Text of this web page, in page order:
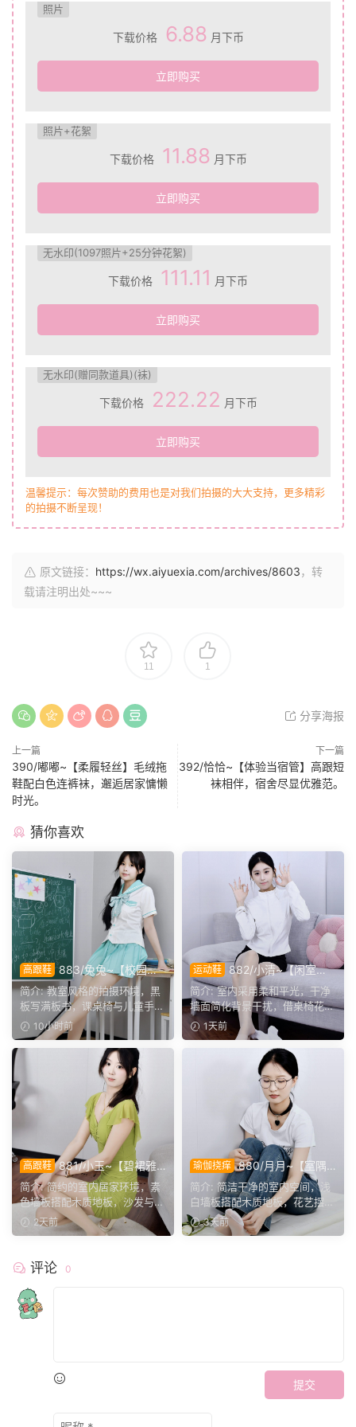
照片
下载价格 6.88 月下币
立即购买
照片+花絮
下载价格 11.88 月下币
立即购买
无水印(1097照片+25分钟花絮)
下载价格 111.11 月下币
立即购买
无水印(赠同款道具)(袜)
下载价格 222.22 月下币
立即购买
温馨提示：每次赞助的费用也是对我们拍摄的大大支持，更多精彩
的拍摄不断呈现！
原文链接： https://wx.aiyuexia.com/archives/8603，转
载请注明出处~~~
11 1
分享海报
上一篇
390/嘟嘟~【柔履轻丝】毛绒拖
鞋配白色连裤袜，邂逅居家慵懒
时光。
下一篇
392/恰恰~【体验当宿管】高跟短
袜相伴，宿舍尽显优雅范。
猜你喜欢
高跟鞋 883/兔兔~【校园清
欢】黑板课桌椅为伴，水手服
演绎烂漫青春光景。
简介: 教室风格的拍摄环境，黑
板写满板书，课桌椅与儿童手绘
作品烘托校园氛围。兔...
10小时前
运动鞋
882/小清~【闲室倩
影】素室柔光映穿搭，多样姿
态演绎清爽休闲格调。
简介: 室内采用柔和平光，干净
墙面简化背景干扰，借桌椅花艺
丰富画面层次。兼顾全...
1天前
高跟鞋 881/小玉~【碧裙雅
姿】一室柔光衬绿裙，错落姿
态尽显温婉格调。
简介: 简约的室内居家环境，素
色墙板搭配木质地板，沙发与办
公椅丰富场景层次。小...
2天前
瑜伽挠痒 880/月月~【室隅
姿影】雅室定格多样姿态，记
录鞋袜与肢体的百态呈现。
简介: 简洁干净的室内空间，浅
白墙板搭配木质地板，花艺摆件
点缀场景。月月身着白...
3天前
评论 0
提交